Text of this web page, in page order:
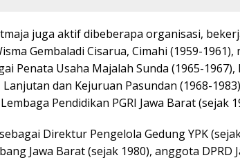
juga aktif dibeberapa organisasi,
Gembaladi Cisarua, Cimahi (1959-
Penata Usaha Majalah Sunda (1965-
dan Kejuruan Pasundan (1968-
Pendidikan PGRI Jawa Barat (sejak
Direktur Pengelola Gedung YPK
Jawa Barat (sejak 1980), anggota DPRD